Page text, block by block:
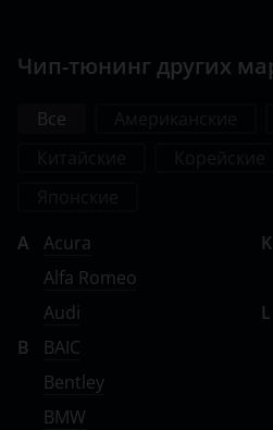
ГАЗ
ЗАЗ
ТагАЗ
УАЗ
Чип-тюнинг других
Все
A
Acura
Alfa Romeo
Audi
B
BAIC
Bentley
BMW
K
L